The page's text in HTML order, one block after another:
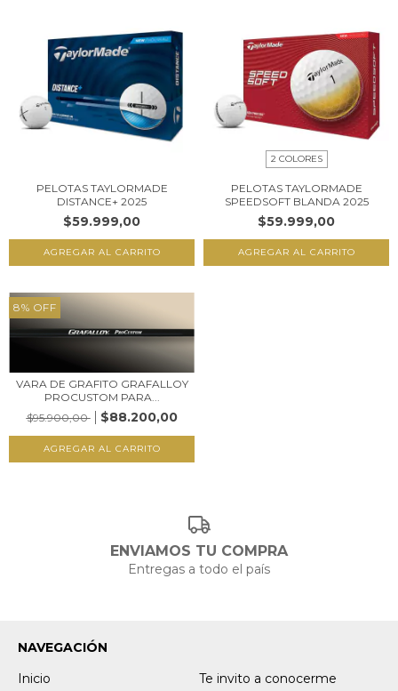
PELOTAS TAYLORMADE
DISTANCE+ 2025
$59.999,00
AGREGAR AL CARRITO
2 COLORES
PELOTAS TAYLORMADE
SPEEDSOFT BLANDA 2025
$59.999,00
AGREGAR AL CARRITO
8% OFF
VARA DE GRAFITO GRAFALLOY
PROCUSTOM PARA...
$95.900,00
$88.200,00
AGREGAR AL CARRITO
ENVIAMOS TU COMPRA
Entregas a todo el país
NAVEGACIÓN
Inicio
Te invito a conocerme